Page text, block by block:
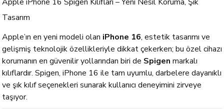
Tasarım
Apple’ın en yeni modeli olan iPhone 16, estetik tasarımı ve
gelişmiş teknolojik özellikleriyle dikkat çekerken; bu özel cihazı
korumanın en güvenilir yollarından biri de Spigen markalı
kılıflardır. Spigen, iPhone 16 ile tam uyumlu, darbelere dayanıklı
ve şık kılıf seçenekleri sunarak kullanıcı deneyimini zirveye
taşıyor.